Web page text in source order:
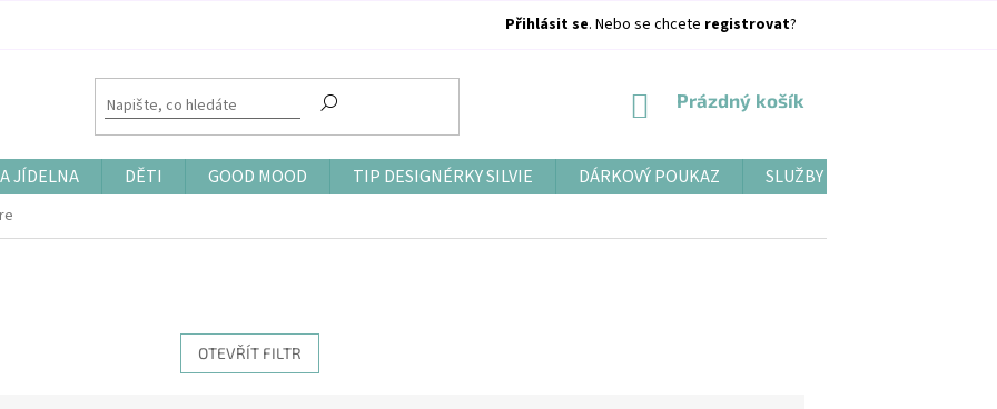
Přihlásit se. Nebo se chcete registrovat?
NÁKUPNÍ
Prázdný košík
JÍDELNA DĚTI GOOD MOOD TIP DESIGNÉRKY SILVIE DÁRKOVÝ POUKAZ SLUŽBY
OTEVŘÍT FILTR